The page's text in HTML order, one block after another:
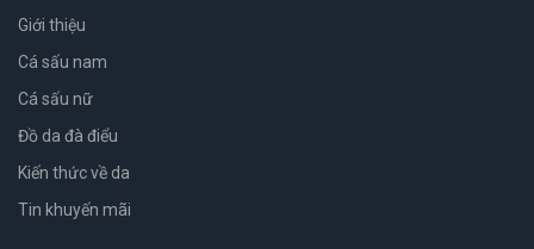
Giới thiệu
Cá sấu nam
Cá sấu nữ
Đồ da đà điểu
Kiến thức về da
Tin khuyến mãi